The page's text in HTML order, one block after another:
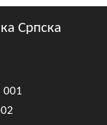
Српска
001